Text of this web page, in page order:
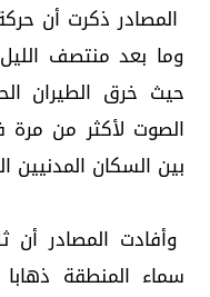
المصادر ذكرت أن
وما بعد منتصف
حيث خرق الطيران
الصوت لأكثر من مرة
بين السكان المدنيين
وأفادت المصادر
سماء المنطقة